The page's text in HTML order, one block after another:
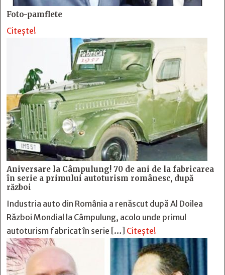
Foto-pamflete
Citește!
Aniversare la Câmpulung! 70 de ani de la fabricarea
în serie a primului autoturism românesc, după
război
Industria auto din România a renăscut după Al Doilea
Război Mondial la Câmpulung, acolo unde primul
autoturism fabricat în serie […] Citește!